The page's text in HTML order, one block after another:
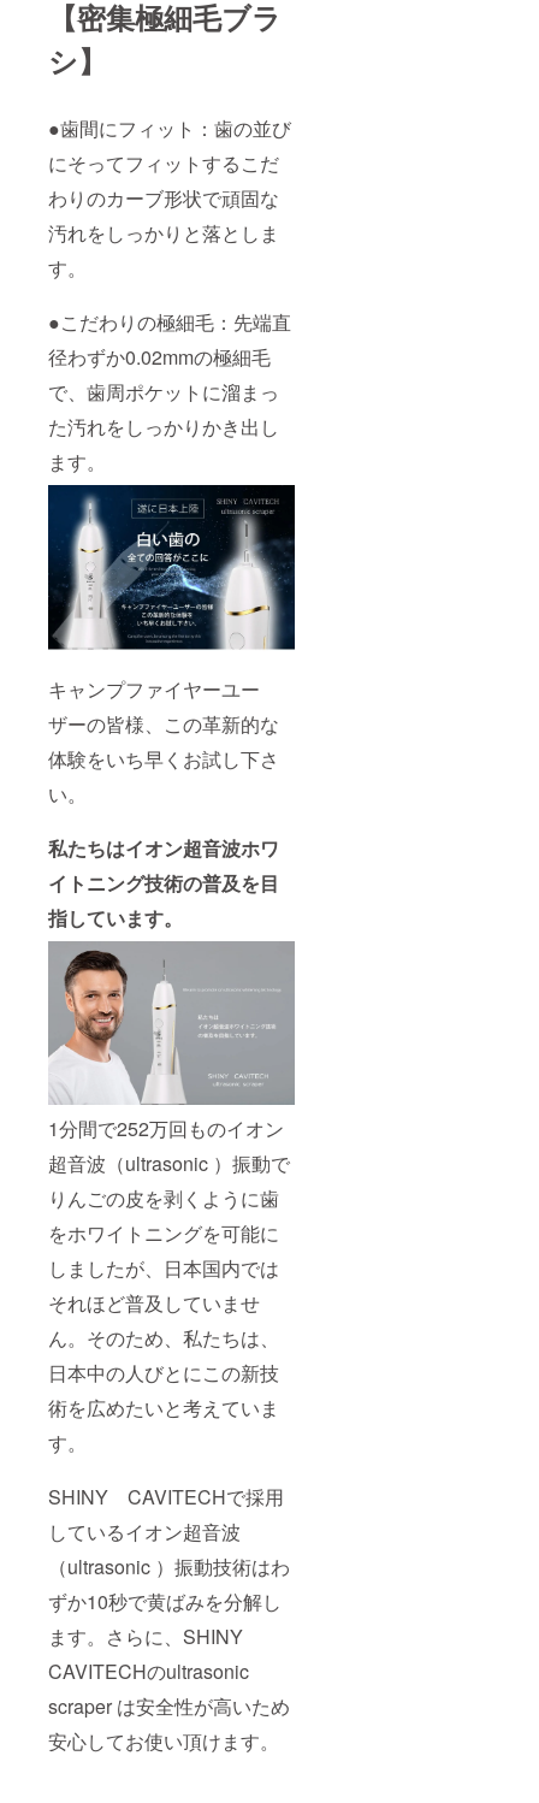
【密集極細毛ブラ
シ】
●歯間にフィット：歯の並び
にそってフィットするこだ
わりのカーブ形状で頑固な
汚れをしっかりと落としま
す。
●こだわりの極細毛：先端直
径わずか0.02mmの極細毛
で、歯周ポケットに溜まっ
た汚れをしっかりかき出し
ます。
キャンプファイヤーユー
ザーの皆様、この革新的な
体験をいち早くお試し下さ
い。
私たちはイオン超音波ホワ
イトニング技術の普及を目
指しています。
1分間で252万回ものイオン
超音波（ultrasonic ）振動で
りんごの皮を剥くように歯
をホワイトニングを可能に
しましたが、日本国内では
それほど普及していませ
ん。そのため、私たちは、
日本中の人びとにこの新技
術を広めたいと考えていま
す。
SHINY CAVITECHで採用
しているイオン超音波
（ultrasonic ）振動技術はわ
ずか10秒で黄ばみを分解し
ます。さらに、SHINY
CAVITECHのultrasonic
scraper は安全性が高いため
安心してお使い頂けます。